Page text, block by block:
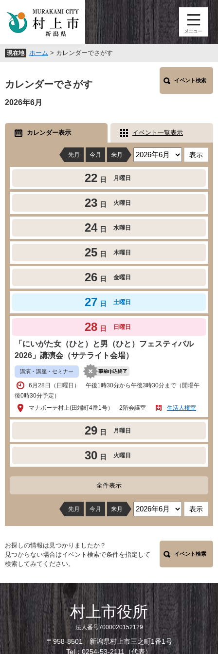
頭
。
飛
て
文
現在地 ホーム > カレンダーでさがす
文
カレンダーでさがす イベント検索
2026年6月
カレンダー表示 イベント一覧表示
先月 今月 来月
22 日 月曜日
23 日 火曜日
24 日 水曜日
25 日 木曜日
26 日 金曜日
27 日 土曜日
28 日 日曜日
「にいがた女（ひと）と男（ひと）フェスティバル
2026」講演会（サテライト会場）
講演・講座・セミナー
6月28日（日曜日） 午後1時30分から午後3時30分まで（開場午
後0時30分予定）
マナボーテ村上(田端町4番1号） 2階会議室
生活人権室
29 日 月曜日
30 日 火曜日
全件表示
先月 今月 来月
お探しの情報は見つかりましたか？
見つからない場合はイベント検索で条件を指定して
検索してみてください。
イベント検索
村上市役所
法人番号7000020152129
〒958-8501 新潟県村上市三之町1番1号
Tel：0254-53-2111（代表）